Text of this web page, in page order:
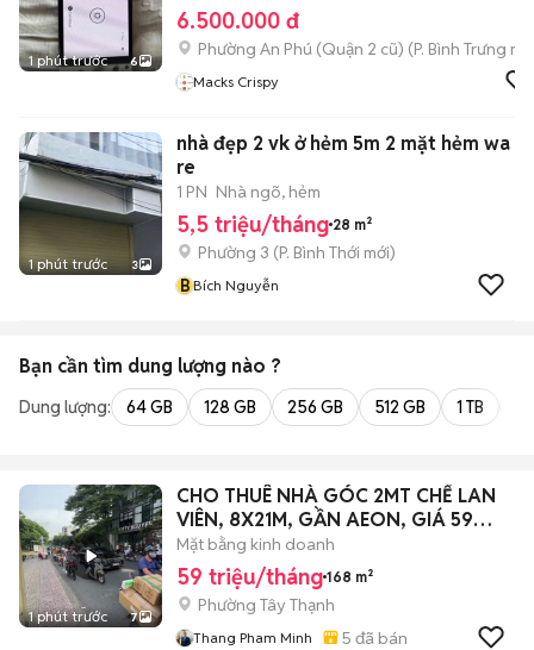
1 phút trước 6
6.500.000 đ
Phường An Phú (Quận 2 cũ) (P. Bình Trưng
Macks Crispy
1 phút trước 3
nhà đẹp 2 vk ở hẻm 5m 2 mặt hẻm wa
re
1 PN Nhà ngõ, hẻm
5,5 triệu/tháng 28 m²
Phường 3 (P. Bình Thới mới)
BBích Nguyễn
Bạn cần tìm dung lượng nào ?
Dung lượng: 64 GB 128 GB 256 GB 512 GB 1 TB
1 phút trước 7
CHO THUÊ NHÀ GÓC 2MT CHẾ LAN
VIÊN, 8X21M, GẦN AEON, GIÁ 59
TRIỆU
Mặt bằng kinh doanh
59 triệu/tháng 168 m²
Phường Tây Thạnh
Thang Pham Minh 5 đã bán